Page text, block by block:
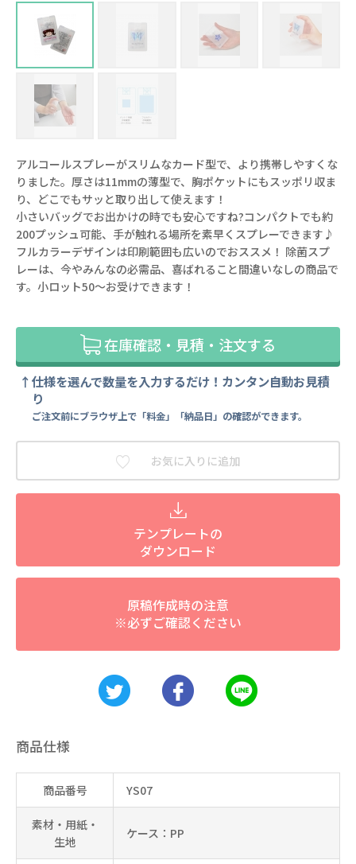
アルコールスプレーがスリムなカード型で、より携帯しやすくな
りました。厚さは11mmの薄型で、胸ポケットにもスッポリ収ま
り、どこでもサッと取り出して使えます！
小さいバッグでお出かけの時でも安心ですね?コンパクトでも約
200プッシュ可能、手が触れる場所を素早くスプレーできます♪
フルカラーデザインは印刷範囲も広いのでおススメ！ 除菌スプ
レーは、今やみんなの必需品、喜ばれること間違いなしの商品で
す。小ロット50～お受けできます！
在庫確認・見積・注文する
仕様を選んで数量を入力するだけ！カンタン自動お見積
り
ご注文前にブラウザ上で「料金」「納品日」の確認ができます。
お気に入りに追加
テンプレートの
ダウンロード
原稿作成時の注意
※必ずご確認ください
商品仕様
商品番号 YS07
素材・用紙・
生地
ケース：PP